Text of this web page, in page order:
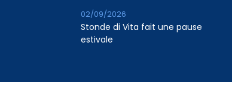
Stonde di Vita fait une pause
estivale
02/09/2026